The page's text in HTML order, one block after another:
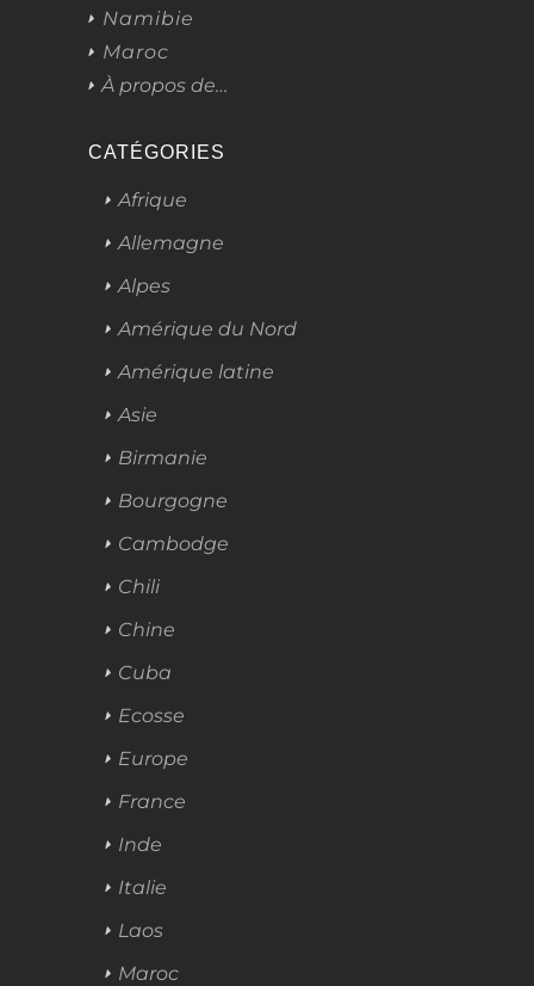
Namibie
Maroc
À propos de…
CATÉGORIES
Afrique
Allemagne
Alpes
Amérique du Nord
Amérique latine
Asie
Birmanie
Bourgogne
Cambodge
Chili
Chine
Cuba
Ecosse
Europe
France
Inde
Italie
Laos
Maroc